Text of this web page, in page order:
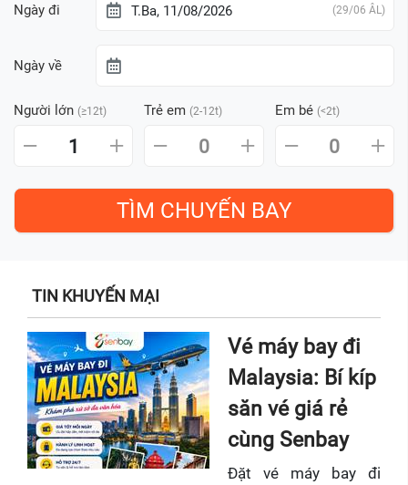
Ngày đi T.Ba, 11/08/2026 (29/06 ÂL)
Ngày về
Người lớn (≥12t) Trẻ em (2-12t) Em bé (<2t)
1 0 0
TIN KHUYẾN MẠI
Vé máy bay đi
Malaysia: Bí kíp
săn vé giá rẻ
cùng Senbay
Đặt vé máy bay đi